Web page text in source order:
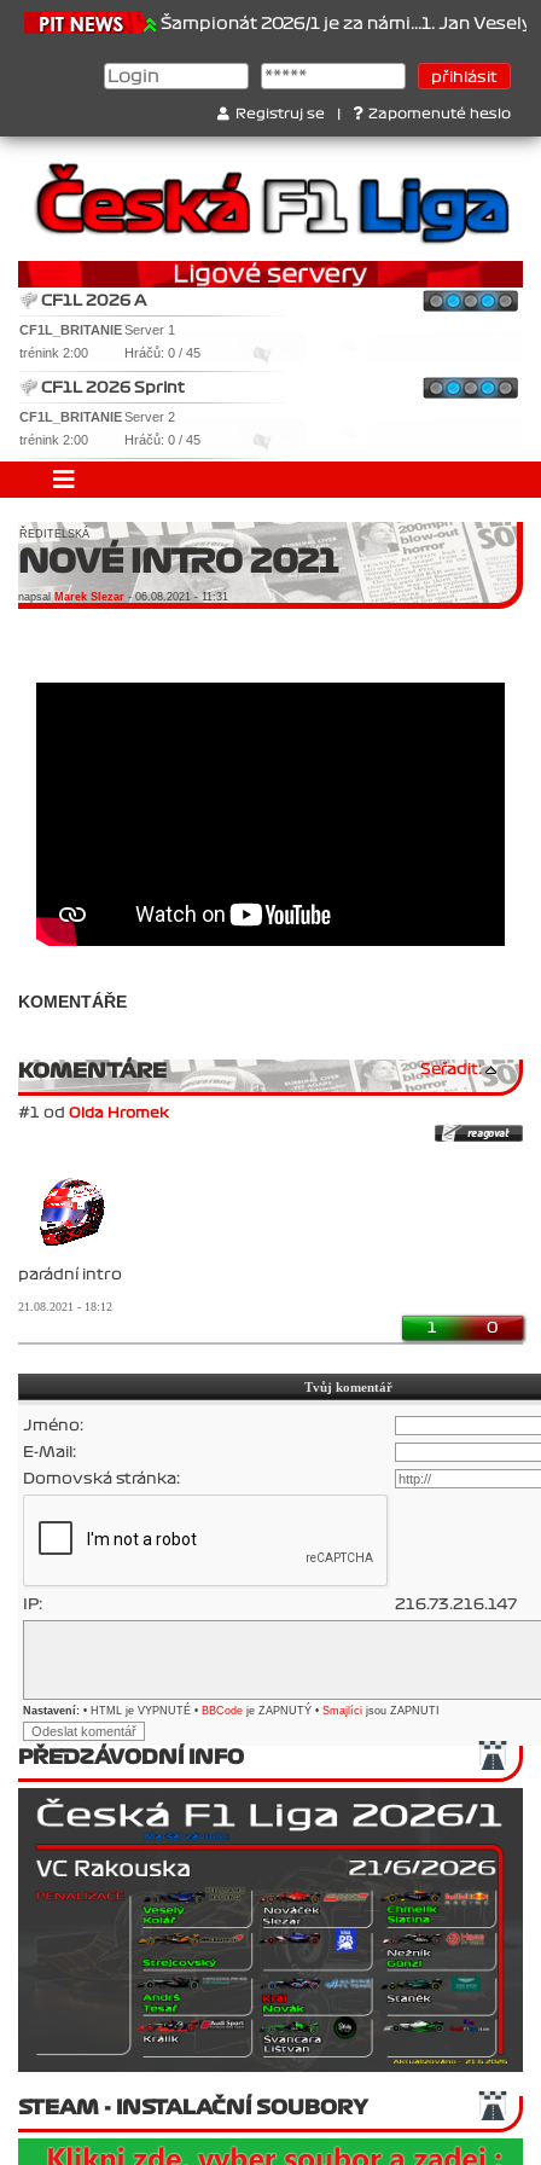
Šampionát 2026/1 je za námi...1. Jan Veselý , 2. Jan
Registruj se Zapomenuté heslo
CF1L 2026 A
CF1L_BRITANIEServer 1
trénink 2:00
Hráčů: 0 / 45
CF1L 2026 Sprint
CF1L_BRITANIEServer 2
trénink 2:00
Hráčů: 0 / 45
ŘEDITELSKÁ
NOVÉ INTRO 2021
napsal Marek Slezar - 06.08.2021 - 11:31
KOMENTÁŘE
KOMENTÁRE Seřadit:
#1 od Olda Hromek
parádní intro
21.08.2021 - 18:12
1 0
Tvůj komentář
Jméno:
E-Mail:
Domovská stránka:
IP: 216.73.216.147
Nastavení: • HTML je VYPNUTÉ • BBCode je ZAPNUTÝ • Smajlíci jsou ZAPNUTI
PŘEDZÁVODNÍ INFO
STEAM - INSTALAČNÍ SOUBORY